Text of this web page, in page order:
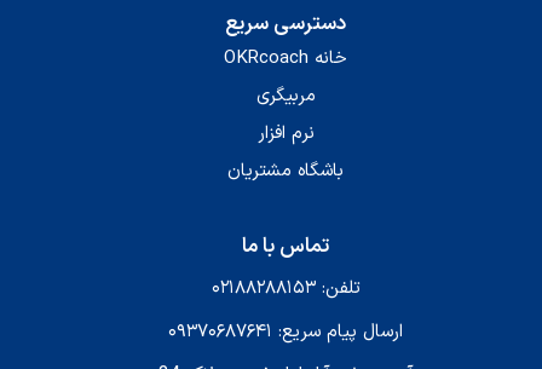
دسترسی سریع
خانه OKRcoach
مربیگری
نرم افزار
باشگاه مشتریان
تماس با ما
تلفن: ۰۲۱۸۸۲۸۸۱۵۳
ارسال پیام سریع: ۰۹۳۷۰۶۸۷۶۴۱